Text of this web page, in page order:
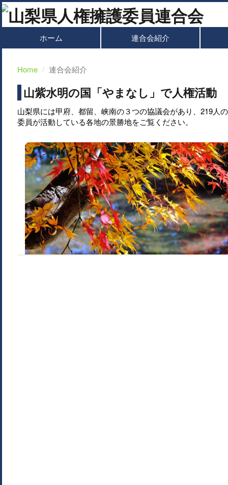
ホーム 連合会紹介
Home 連合会紹介
山紫水明の国「やまなし」で人権活動
山梨県には甲府、都留、峡南の３つの協議会があり、219人
委員が活動している各地の景勝地をご覧ください。